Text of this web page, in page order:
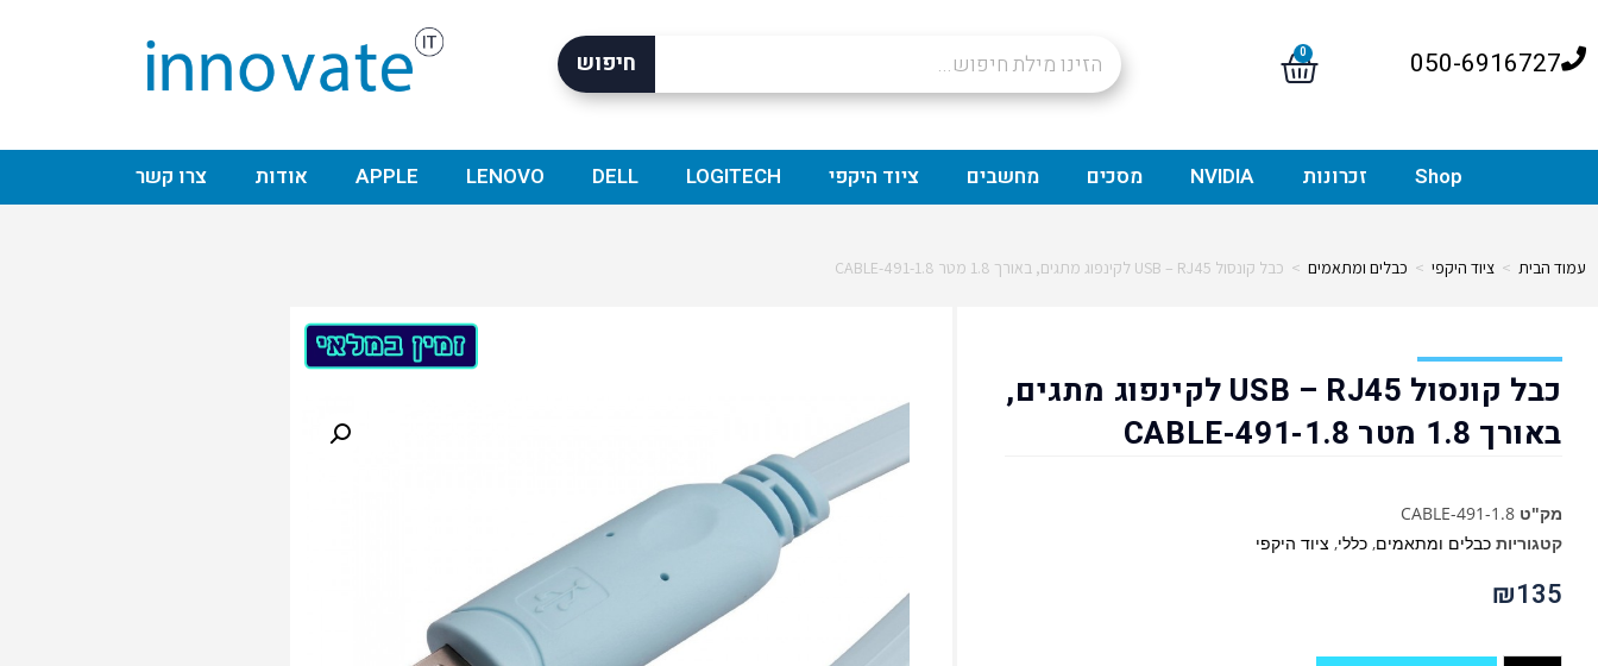
050-6916727
0 חיפוש
Shop זכרונות NVIDIA מסכים מחשבים ציוד היקפי LOGITECH
DELL
LENOVO
APPLE אודות צרו קשר
עמוד הבית > ציוד היקפי > כבלים ומתאמים > כבל קונסול USB – RJ45 לקינפוג מתגים, באורך 1.8 מטר CABLE-491-1.8
כבל קונסול USB – RJ45 לקינפוג מתגים,
באורך 1.8 מטר CABLE-491-1.8
מק"ט CABLE-491-1.8
קטגוריות כבלים ומתאמים, כללי, ציוד היקפי
₪135